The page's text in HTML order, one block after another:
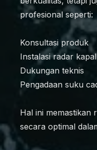
profesional seperti:
Konsultasi produk
Instalasi radar kapal
Dukungan teknis
Pengadaan suku
Hal ini memastikan
secara optimal